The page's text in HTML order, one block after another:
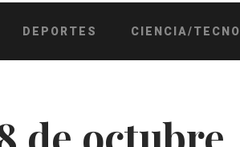
DEPORTES CIENCIA/TECNO